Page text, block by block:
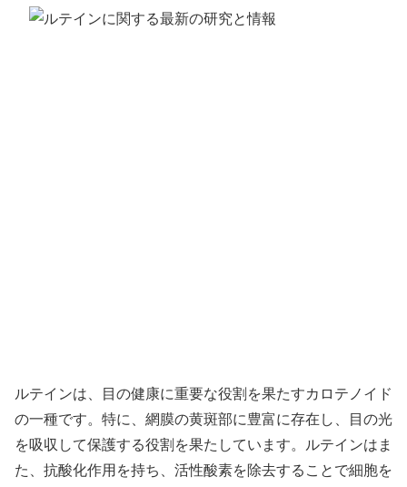
ルテインは、目の健康に重要な役割を果たすカロテノイド
の一種です。特に、網膜の黄斑部に豊富に存在し、目の光
を吸収して保護する役割を果たしています。ルテインはま
た、抗酸化作用を持ち、活性酸素を除去することで細胞を